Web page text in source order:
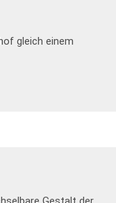
gleich einem